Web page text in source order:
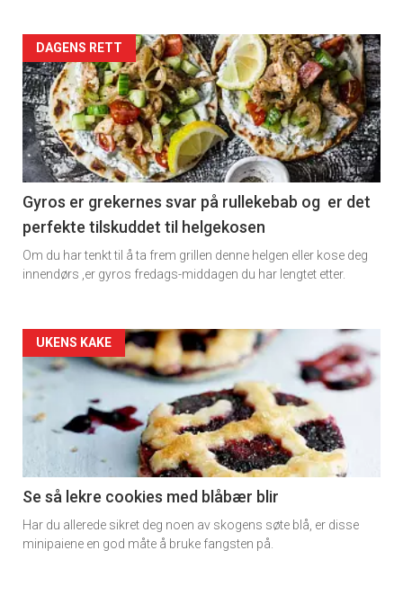
Artikler
detail
-
section
11
Dagens
rett
DAGENS RETT
Gyros er grekernes svar på rullekebab og er det
perfekte tilskuddet til helgekosen
Om du har tenkt til å ta frem grillen denne helgen eller kose deg
innendørs ,er gyros fredags-middagen du har lengtet etter.
Artikler
detail
-
section
11
Ukens
UKENS KAKE
Se så lekre cookies med blåbær blir
Har du allerede sikret deg noen av skogens søte blå, er disse
minipaiene en god måte å bruke fangsten på.